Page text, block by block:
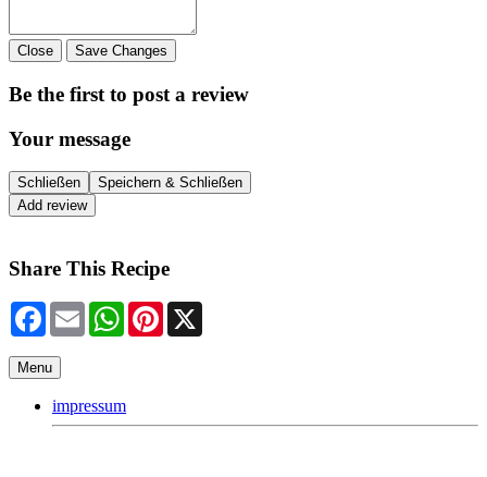
Close Save Changes
Be the first to post a review
Your message
Schließen
Speichern & Schließen
Add review
Share This Recipe
Facebook
Email WhatsApp
Pinterest
Menu
impressum